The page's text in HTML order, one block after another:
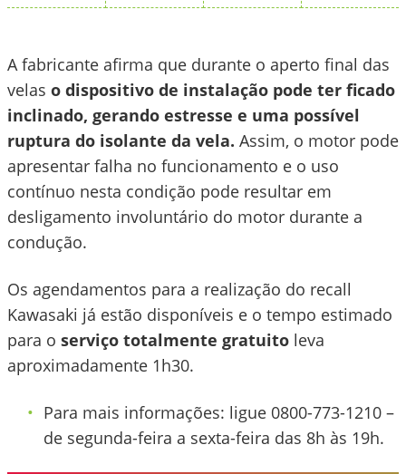
A fabricante afirma que durante o aperto final das
velas o dispositivo de instalação pode ter ficado
inclinado, gerando estresse e uma possível
ruptura do isolante da vela. Assim, o motor pode
apresentar falha no funcionamento e o uso
contínuo nesta condição pode resultar em
desligamento involuntário do motor durante a
condução.
Os agendamentos para a realização do recall
Kawasaki já estão disponíveis e o tempo estimado
para o serviço totalmente gratuito leva
aproximadamente 1h30.
Para mais informações: ligue 0800-773-1210 –
de segunda-feira a sexta-feira das 8h às 19h.